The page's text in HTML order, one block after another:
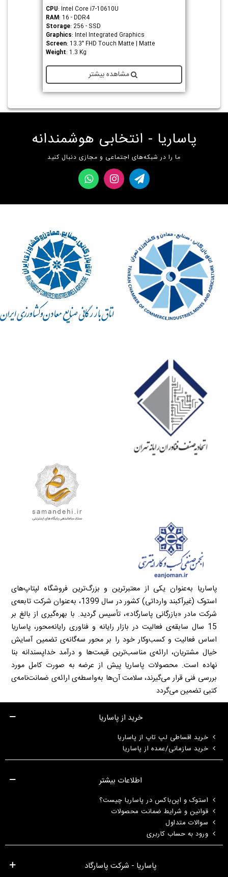
CPU: Intel Core i7-10610U
RAM: 16 - DDR4
Storage: 256 - SSD
Graphics: Intel Integrated Graphics
Screen: 13.3" FHD Touch Matte | Matte
Weight: 1.3 Kg
مشاهده بیشتر
پاساریا - انتخابی هوشمندانه
ما را در شبکه‌های اجتماعی و مجازی دنبال کنید
پاساریا به‌عنوان یکی از معتبرترین و بزرگ‌ترین فروشگاه لپتاپ‌های
استوک (غیرآکبند وارداتی) کشور در سال 1399، به‌عنوان شرکت تابعه‌ی
شرکت مادر «بازرگانی پاسارگاد»، تأسیس گردید. با بهره‌گیری از بالغ بر
15 سال سابقه‌ی فعالیت در بازار رایانه و فناوری رایانه‌محور، پاساریا
اساس فعالیت و کسب‌وکار خود را بر محور سه‌گانه‌ی تضمین آسایش
خیال مشتریان، ارائه‌ی مناسب‌ترین قیمت‌ها و درآمد خداپسندانه بنا
نهاده است. محصولات پاساریا پیش از عرضه به صورت کامل مورد
بررسی فنی قرار می‌گیرند، سلامت آن‌ها به‌واسطه‌ی ارائه‌ی ضمانت‌نامه‌ی
کتبی تضمین می‌گردد
خرید از پاساریا
خرید اقساطی لپ تاپ از پاساریا
خرید سازمانی/عمده از پاساریا
اطلاعات بیشتر
استوک و اپن‌باکس در پاساریا چیست؟
قوانین و شرایط ضمانت محصولات
سوالات متداول
ورود به حساب کاربری
پاساریا - شرکت پاسارگاد